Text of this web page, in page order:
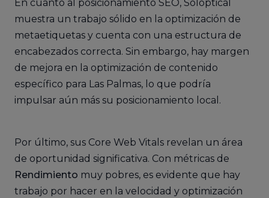
En cuanto al posicionamiento SEO, Soloptical
muestra un trabajo sólido en la optimización de
metaetiquetas y cuenta con una estructura de
encabezados correcta. Sin embargo, hay margen
de mejora en la optimización de contenido
específico para Las Palmas, lo que podría
impulsar aún más su posicionamiento local.
Por último, sus Core Web Vitals revelan un área
de oportunidad significativa. Con métricas de
Rendimiento muy pobres, es evidente que hay
trabajo por hacer en la velocidad y optimización